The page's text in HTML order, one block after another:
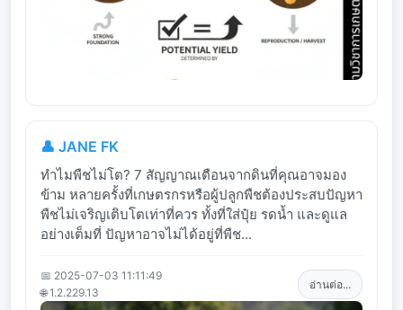
👤 JANE FK
ทำไมพืชไม่โต? 7 สัญญาณเตือนจากดินที่คุณอาจมอง
ข้าม หลายครั้งที่เกษตรกรหรือผู้ปลูกพืชต้องประสบปัญหา
พืชไม่เจริญเติบโตเท่าที่ควร ทั้งที่ใส่ปุ๋ย รดน้ำ และดูแล
อย่างเต็มที่ ปัญหาอาจไม่ได้อยู่ที่พืช...
📅 2025-07-03 11:11:49
🌐 1.2.229.13
อ่านต่อ...